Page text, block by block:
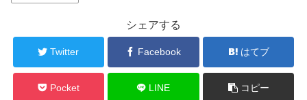
シェアする
Twitter Facebook はてブ
Pocket LINE コピー